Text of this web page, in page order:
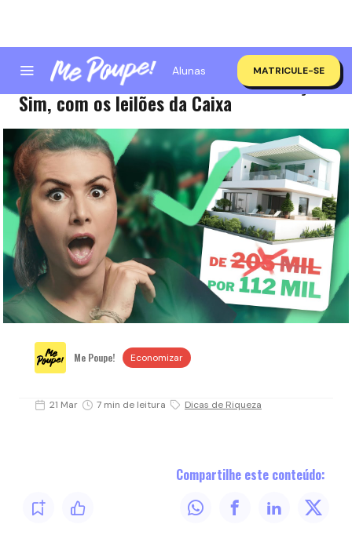
Alunas MATRICULE-SE
Casa própria pagando metade do preço?
Sim, com os leilões da Caixa
Me Poupe! Economizar
21 Mar 7 min de leitura Dicas de Riqueza
Compartilhe este conteúdo: